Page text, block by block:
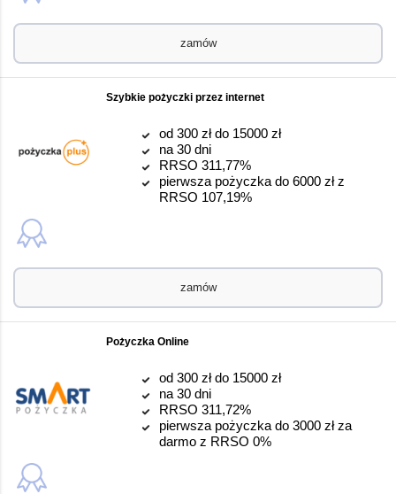
zamów
Szybkie pożyczki przez internet
od 300 zł do 15000 zł
na 30 dni
RRSO 311,77%
pierwsza pożyczka do 6000 zł z
RRSO 107,19%
zamów
Pożyczka Online
od 300 zł do 15000 zł
na 30 dni
RRSO 311,72%
pierwsza pożyczka do 3000 zł za
darmo z RRSO 0%